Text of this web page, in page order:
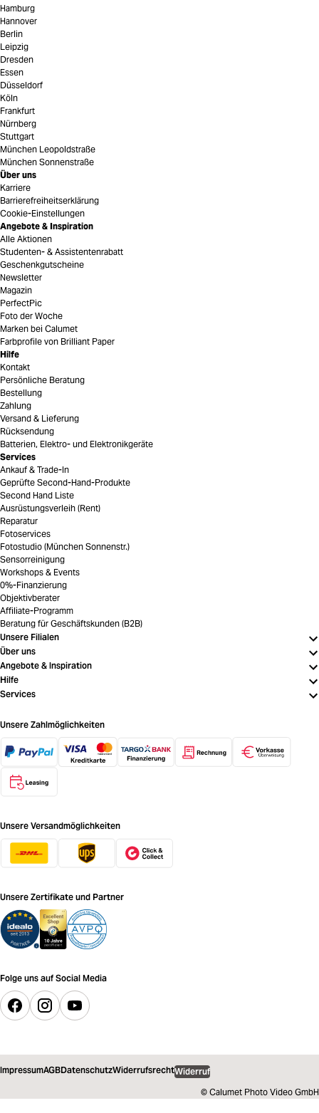
Hamburg
Hannover
Berlin
Leipzig
Dresden
Essen
Düsseldorf
Köln
Frankfurt
Nürnberg
Stuttgart
München Leopoldstraße
München Sonnenstraße
Über uns
Karriere
Barrierefreiheitserklärung
Cookie-Einstellungen
Angebote & Inspiration
Alle Aktionen
Studenten- & Assistentenrabatt
Geschenkgutscheine
Newsletter
Magazin
PerfectPic
Foto der Woche
Marken bei Calumet
Farbprofile von Brilliant Paper
Hilfe
Kontakt
Persönliche Beratung
Bestellung
Zahlung
Versand & Lieferung
Rücksendung
Batterien, Elektro- und Elektronikgeräte
Services
Ankauf & Trade-In
Geprüfte Second-Hand-Produkte
Second Hand Liste
Ausrüstungsverleih (Rent)
Reparatur
Fotoservices
Fotostudio (München Sonnenstr.)
Sensorreinigung
Workshops & Events
0%-Finanzierung
Objektivberater
Affiliate-Programm
Beratung für Geschäftskunden (B2B)
Unsere Filialen
Über uns
Angebote & Inspiration
Hilfe
Services
Unsere Zahlmöglichkeiten
Unsere Versandmöglichkeiten
Unsere Zertifikate und Partner
Folge uns auf Social Media
ImpressumAGBDatenschutzWiderrufsrechtWiderruf
© Calumet Photo Video GmbH